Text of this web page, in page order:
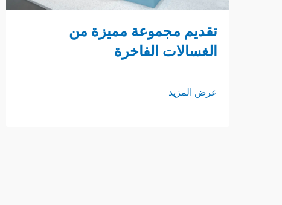
تقديم مجموعة مميزة من
الغسالات الفاخرة
عرض المزيد